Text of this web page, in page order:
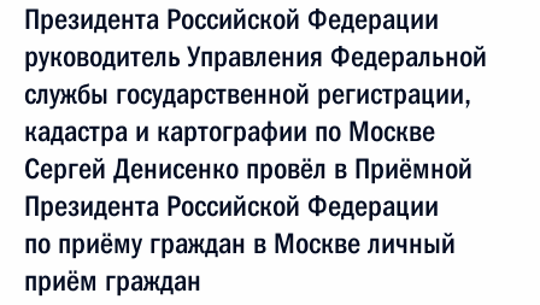
Президента Российской Федерации
руководитель Управления Федеральной
службы государственной регистрации,
кадастра и картографии по Москве
Сергей Денисенко провёл в Приёмной
Президента Российской Федерации
по приёму граждан в Москве личный
приём граждан